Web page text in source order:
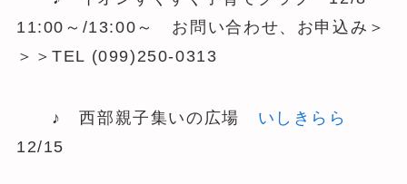
11:00～/13:00～ お問い合わせ、お申込み＞
＞＞TEL (099)250-0313
♪ 西部親子集いの広場 いしきらら
12/15